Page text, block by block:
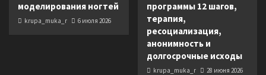
моделирования ногтей
krupa_muka_r 6 июля 2026
программы 12 шагов,
терапия,
ресоциализация,
анонимность и
долгосрочные исходы
krupa_muka_r 28 июня 2026